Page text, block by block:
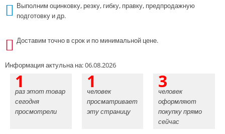
Выполним оцинковку, резку, гибку, правку, предпродажную
подготовку и др.
Доставим точно в срок и по минимальной цене.
Информация актульна на: 06.08.2026
1
раз этот товар
сегодня
просмотрели
1
человек
просматривает
эту страницу
3
человек
оформляют
покупку прямо
сейчас